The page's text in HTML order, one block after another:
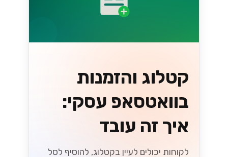
ניווט בחוקי המס
החדשים של ישראל
עבור מסחר
אלקטרוני בשנת
2026